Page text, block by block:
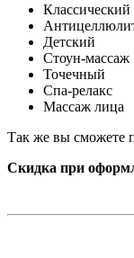
Детский
Стоун-массаж
Точечный
Спа-релакс
Массаж лица
Так же вы сможете
Скидка при